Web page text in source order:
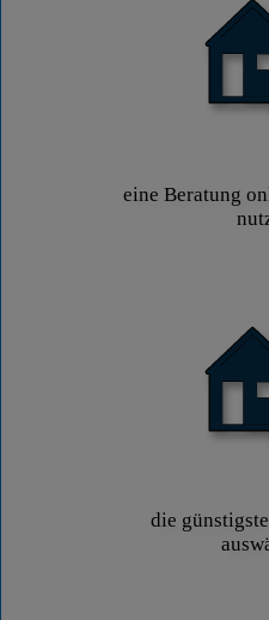
eine Beratung
die